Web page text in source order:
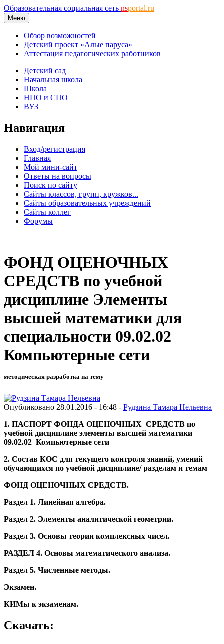
Образовательная социальная сеть nsportal.ru
Меню
Обзор возможностей
Детский проект «Алые паруса»
Аттестация педагогических работников
Детский сад
Начальная школа
Школа
НПО и СПО
ВУЗ
Навигация
Вход/регистрация
Главная
Мой мини-сайт
Ответы на вопросы
Поиск по сайту
Сайты классов, групп, кружков...
Сайты образовательных учреждений
Сайты коллег
Форумы
ФОНД ОЦЕНОЧНЫХ
СРЕДСТВ по учебной
дисциплине Элементы
высшей математики для
специальности 09.02.02
Компьютерные сети
методическая разработка на тему
Опубликовано 28.01.2016 - 16:48 - Рудзина Тамара Нельевна
1. ПАСПОРТ ФОНДА ОЦЕНОЧНЫХ СРЕДСТВ по
учебной дисциплине элементы высшей математики
09.02.02 Компьютерные сети
2. Состав КОС для текущего контроля знаний, умений
обучающихся по учебной дисциплине/ разделам и темам
ФОНД ОЦЕНОЧНЫХ СРЕДСТВ.
Раздел 1. Линейная алгебра.
Раздел 2. Элементы аналитической геометрии.
Раздел 3. Основы теории комплексных чисел.
РАЗДЕЛ 4. Основы математического анализа.
Раздел 5. Численные методы.
Экзамен.
КИМы к экзаменам.
Скачать: